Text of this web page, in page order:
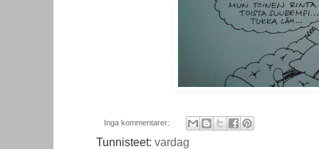
Inga kommentarer:
Tunnisteet: vardag